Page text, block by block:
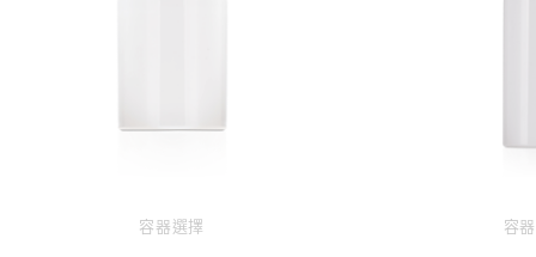
容器選擇 容